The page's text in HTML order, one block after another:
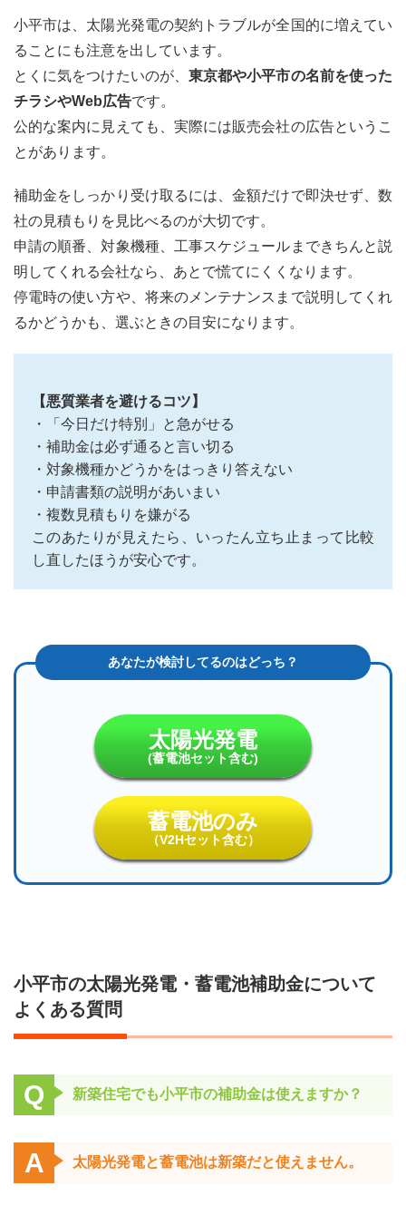
小平市は、太陽光発電の契約トラブルが全国的に増えてい
ることにも注意を出しています。
とくに気をつけたいのが、 東京都や小平市の名前を使った
チラシやWeb広告です。
公的な案内に見えても、実際には販売会社の広告というこ
とがあります。
補助金をしっかり受け取るには、金額だけで即決せず、数
社の見積もりを見比べるのが大切です。
申請の順番、対象機種、工事スケジュールまできちんと説
明してくれる会社なら、あとで慌てにくくなります。
停電時の使い方や、将来のメンテナンスまで説明してくれ
るかどうかも、選ぶときの目安になります。
【悪質業者を避けるコツ】
・「今日だけ特別」と急がせる
・補助金は必ず通ると言い切る
・対象機種かどうかをはっきり答えない
・申請書類の説明があいまい
・複数見積もりを嫌がる
このあたりが見えたら、いったん立ち止まって比較
し直したほうが安心です。
太陽光発電
(蓄電池セット含む)
蓄電池のみ
（V2Hセット含む）
小平市の太陽光発電・蓄電池補助金について
よくある質問
Q 新築住宅でも小平市の補助金は使えますか？
A 太陽光発電と蓄電池は新築だと使えません。